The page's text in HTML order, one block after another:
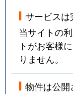
サービス
当サイトの
トがお客様
りません。
物件は公